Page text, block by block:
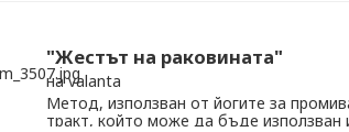
"Жестът на раковината"
на valanta
Метод, използван от йогите за
тракт, който може да бъде използван